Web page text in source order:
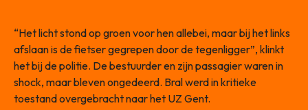
“Het licht stond op groen voor hen allebei, maar bij het links
afslaan is de fietser gegrepen door de tegenligger”, klinkt
het bij de politie. De bestuurder en zijn passagier waren in
shock, maar bleven ongedeerd. Bral werd in kritieke
toestand overgebracht naar het UZ Gent.